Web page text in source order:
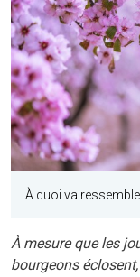
À quoi va
À mesure que les
bourgeons